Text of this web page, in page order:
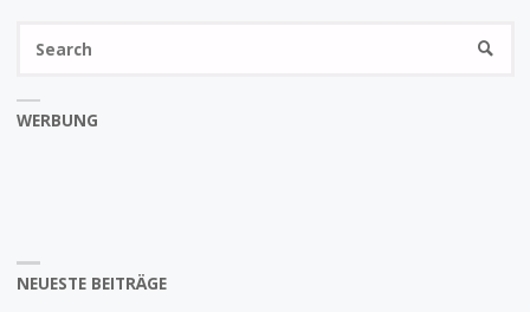
WERBUNG
NEUESTE BEITRÄGE